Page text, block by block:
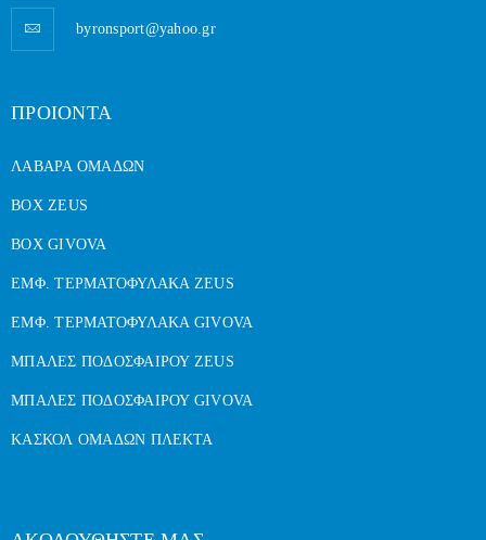
byronsport@yahoo.gr
ΠΡΟΙΟΝΤΑ
ΛΑΒΑΡΑ ΟΜΑΔΩΝ
BOX ZEUS
BOX GIVOVA
ΕΜΦ. ΤΕΡΜΑΤΟΦΥΛΑΚΑ ZEUS
ΕΜΦ. ΤΕΡΜΑΤΟΦΥΛΑΚΑ GIVOVA
ΜΠΑΛΕΣ ΠΟΔΟΣΦΑΙΡΟΥ ZEUS
ΜΠΑΛΕΣ ΠΟΔΟΣΦΑΙΡΟΥ GIVOVA
ΚΑΣΚΟΛ ΟΜΑΔΩΝ ΠΛΕΚΤΑ